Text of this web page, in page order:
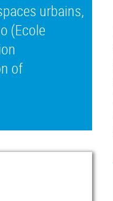
urbains,
(Ecole
of